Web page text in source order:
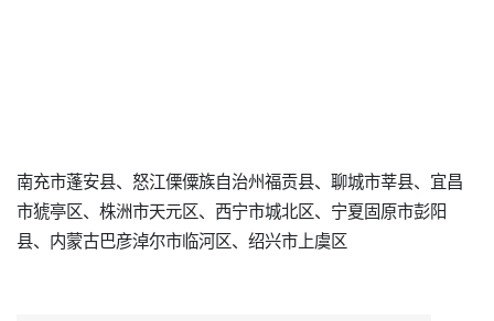
南充市蓬安县、怒江傈僳族自治州福贡县、聊城市莘县、宜昌
市猇亭区、株洲市天元区、西宁市城北区、宁夏固原市彭阳
县、内蒙古巴彦淖尔市临河区、绍兴市上虞区